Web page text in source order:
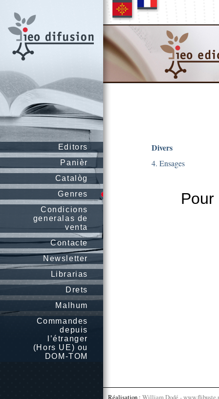
Editors
Panièr
Catalòg
Genres
Condicions
generalas de
venta
Contacte
Newsletter
Librarias
Drets
Malhum
Commandes
depuis
l’étranger
(Hors UE) ou
DOM-TOM
Divers
4. Ensages
Pour
Réalisation : William Dodé -